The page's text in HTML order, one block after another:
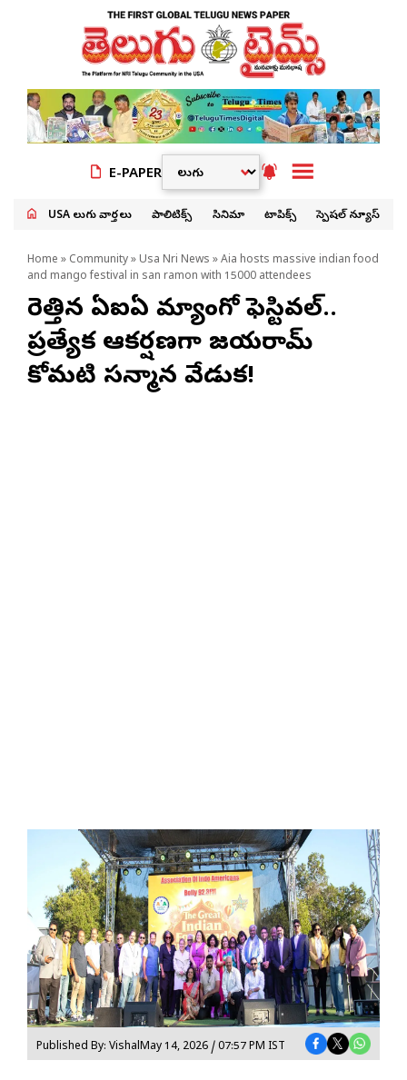
E-PAPER
USA తెలుగు వార్తలు పాలిటిక్స్ సినిమా టాపిక్స్ స్పెషల్ న్యూస్
Home » Community» Usa Nri News » Aia hosts massive indian food
and mango festival in san ramon with 15000 attendees
హోరెత్తిన ఏఐఏ మ్యాంగో ఫెస్టివల్..
ప్రత్యేక ఆకర్షణగా జయరామ్
కోమటి సన్మాన వేడుక!
Published By: VishalMay 14, 2026 / 07:57 PM IST